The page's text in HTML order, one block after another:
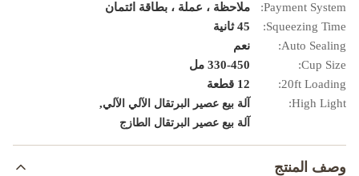
Payment System:
ملاحظة ، عملة ، بطاقة ائتمان
Squeezing Time:
45 ثانية
Auto Sealing:
نعم
Cup Size:
330-450 مل
20ft Loading:
12 قطعة
High Light:
آلة بيع عصير البرتقال الآلي الآلي,
آلة بيع عصير البرتقال الطازج
وصف المنتج